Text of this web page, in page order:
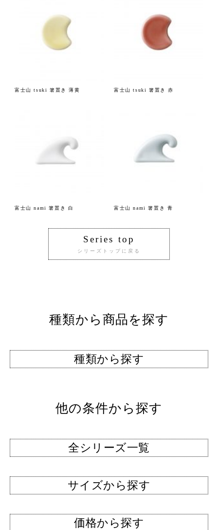
富士山 tsuki 箸置き 薄黄 富士山 tsuki 箸置き 赤
富士山 nami 箸置き 白 富士山 nami 箸置き 青
Series top
シリーズトップに戻る
種類から商品を探す
種類から探す
他の条件から探す
全シリーズ一覧
サイズから探す
価格から探す